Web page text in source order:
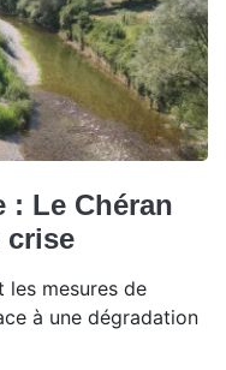
: Le Chéran
crise
les mesures de
à une dégradation